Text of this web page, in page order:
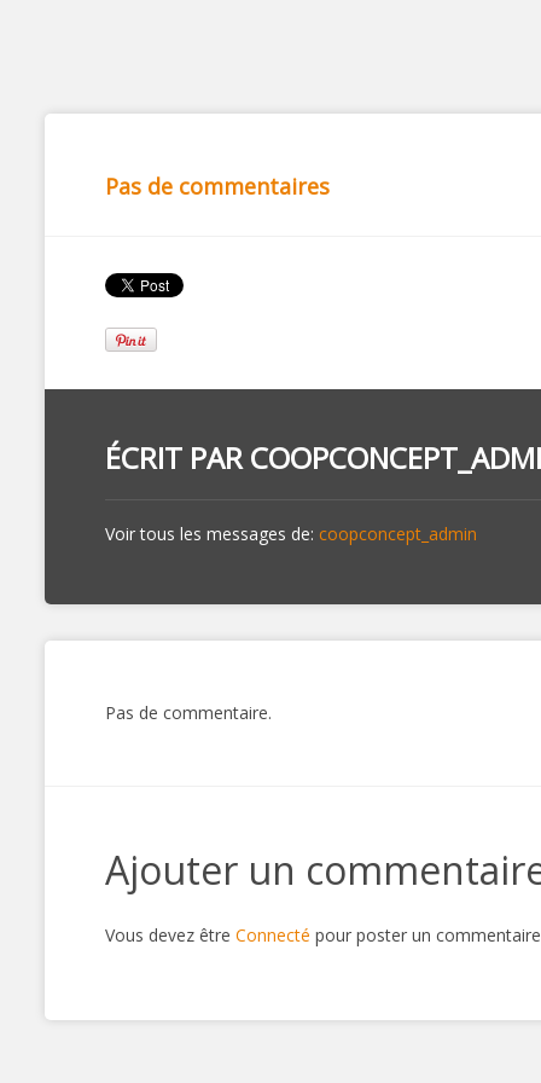
Pas de commentaires
ÉCRIT PAR
Voir tous les messages de: coopconcept_admin
Pas de commentaire.
Ajouter un
Vous devez être Connecté pour poster un